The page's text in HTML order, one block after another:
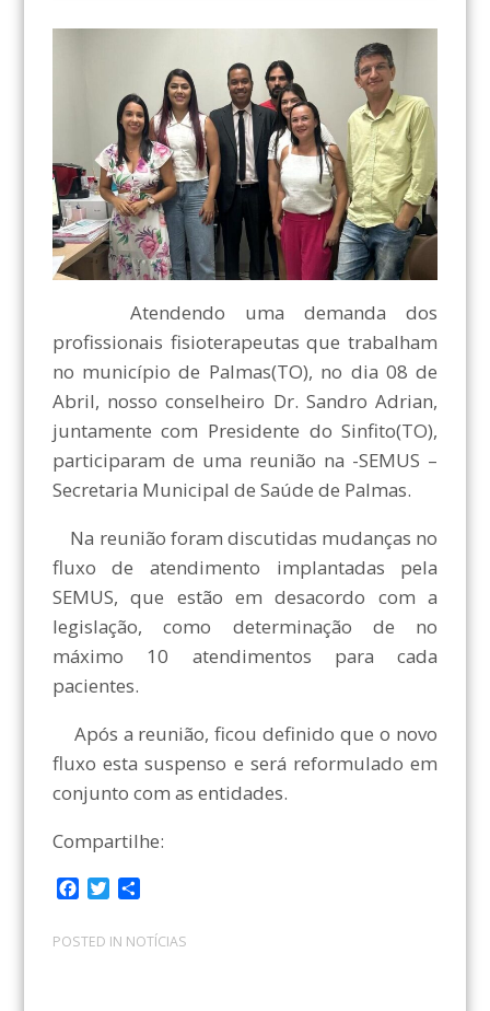
Atendendo uma demanda dos
profissionais fisioterapeutas que trabalham
no município de Palmas(TO), no dia 08 de
Abril, nosso conselheiro Dr. Sandro Adrian,
juntamente com Presidente do Sinfito(TO),
participaram de uma reunião na -SEMUS –
Secretaria Municipal de Saúde de Palmas.
Na reunião foram discutidas mudanças no
fluxo de atendimento implantadas pela
SEMUS, que estão em desacordo com a
legislação, como determinação de no
máximo 10 atendimentos para cada
pacientes.
Após a reunião, ficou definido que o novo
fluxo esta suspenso e será reformulado em
conjunto com as entidades.
Compartilhe:
F
c
e
T
i
t
C
m
p
POSTED IN NOTÍCIAS